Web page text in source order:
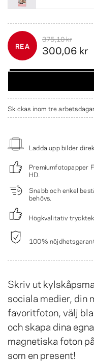
Skriv ut
sociala medier, din
favoritfoton, välj
och skapa dina
magnetiska foton
som en present!
REA
375,10 kr
300,06 kr
Skickas inom tre
Ladda upp bilder
Premiumfotopapper
HD.
Snabb och enkel
behövs.
Högkvalitativ
100%